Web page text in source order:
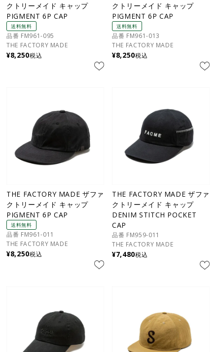
クトリーメイド キャップ
PIGMENT 6P CAP
送料無料
品番 FM961-095
THE FACTORY MADE
¥8,250税込
クトリーメイド キャップ
PIGMENT 6P CAP
送料無料
品番 FM961-013
THE FACTORY MADE
¥8,250税込
THE FACTORY MADE ザファ
クトリーメイド キャップ
PIGMENT 6P CAP
送料無料
品番 FM961-011
THE FACTORY MADE
¥8,250税込
THE FACTORY MADE ザファ
クトリーメイド キャップ
DENIM STITCH POCKET
CAP
品番 FM959-011
THE FACTORY MADE
¥7,480税込